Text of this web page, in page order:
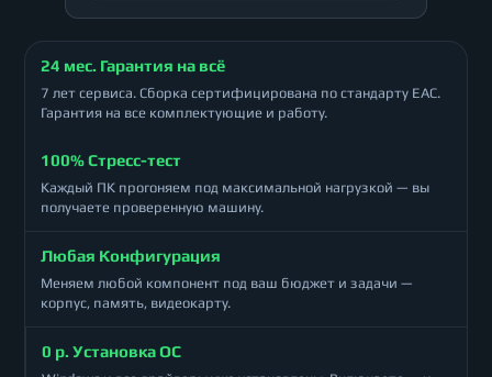
24 мес. Гарантия на всё
7 лет сервиса. Сборка сертифицирована по стандарту ЕАС.
Гарантия на все комплектующие и работу.
100% Стресс-тест
Каждый ПК прогоняем под максимальной нагрузкой — вы
получаете проверенную машину.
Любая Конфигурация
Меняем любой компонент под ваш бюджет и задачи —
корпус, память, видеокарту.
0 р. Установка ОС